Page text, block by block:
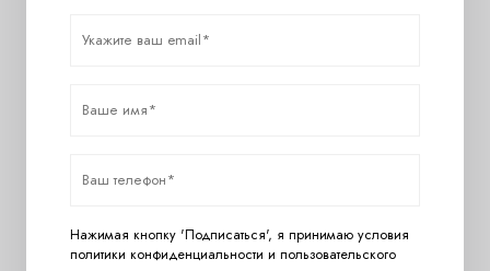
3420руб.
Нажимая кнопку 'Подписаться', я принимаю условия
политики конфиденциальности и пользовательского